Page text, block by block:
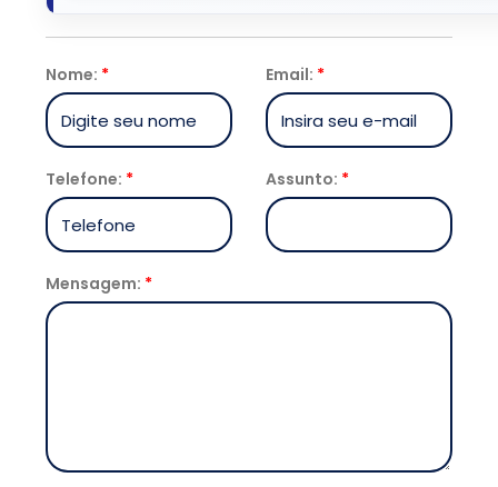
Nome: * Email: *
Telefone: * Assunto: *
Mensagem: *